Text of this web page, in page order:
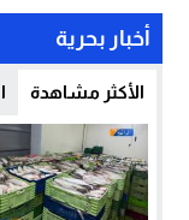
أخبار بحرية
الأكثر مشاهدة